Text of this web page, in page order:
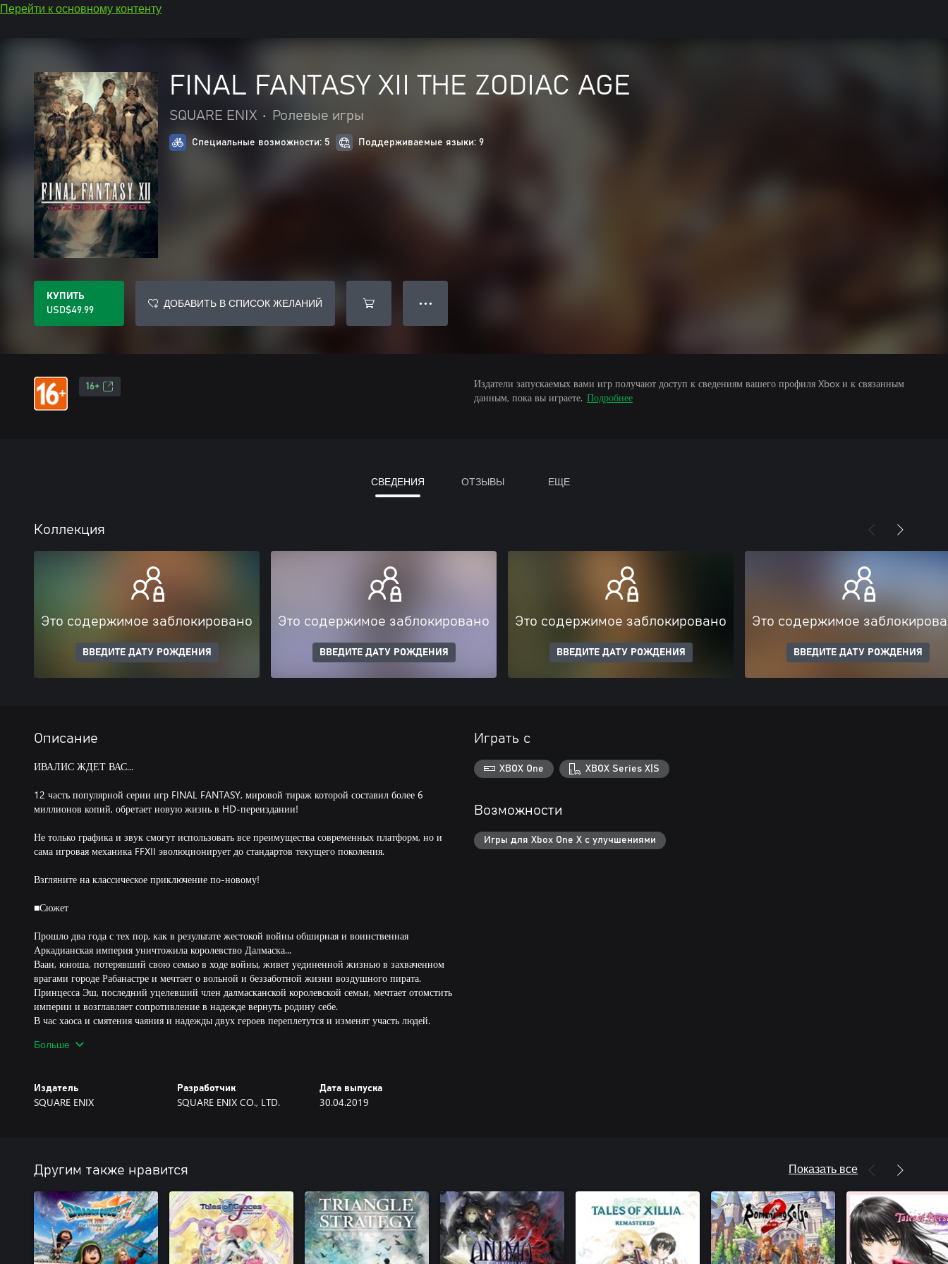
Перейти к основному контенту
FINAL FANTASY XII THE ZODIAC AGE
SQUARE ENIX • Ролевые игры
Специальные возможности: 5 Поддерживаемые языки: 9
КУПИТЬ
USD$49.99
ДОБАВИТЬ В СПИСОК ЖЕЛАНИЙ ● ● ●
16+
Издатели запускаемых вами игр получают доступ к сведениям вашего профиля Xbox и к связанным
данным, пока вы играете. Подробнее
СВЕДЕНИЯ ОТЗЫВЫ ЕЩЕ
Коллекция
Это содержимое заблокировано
ВВЕДИТЕ ДАТУ РОЖДЕНИЯ
Это содержимое заблокировано
ВВЕДИТЕ ДАТУ РОЖДЕНИЯ
Это содержимое заблокировано
ВВЕДИТЕ ДАТУ РОЖДЕНИЯ
Это содержимое
ВВЕДИТЕ ДАТУ РОЖДЕНИЯ
Описание
ИВАЛИС ЖДЕТ ВАС...
12 часть популярной серии игр FINAL FANTASY, мировой тираж которой составил более 6
миллионов копий, обретает новую жизнь в HD-переиздании!
Не только графика и звук смогут использовать все преимущества современных платформ, но и
сама игровая механика FFXII эволюционирует до стандартов текущего поколения.
Взгляните на классическое приключение по-новому!
■Сюжет
Прошло два года с тех пор, как в результате жестокой войны обширная и воинственная
Аркадианская империя уничтожила королевство Далмаска...
Ваан, юноша, потерявший свою семью в ходе войны, живет уединенной жизнью в захваченном
врагами городе Рабанастре и мечтает о вольной и беззаботной жизни воздушного пирата.
Принцесса Эш, последний уцелевший член далмасканской королевской семьи, мечтает отомстить
империи и возглавляет сопротивление в надежде вернуть родину себе.
В час хаоса и смятения чаяния и надежды двух героев переплетутся и изменят участь людей.
не только о поддержке широкоформатного изображения: текстуры и тени также были значительно
улучшены.
Огромный набор комбинаций продемонстрирует игрокам богатый арсенал тактических и
стратегических приемов, с помощью которого персонажи смогут проявить себя в игре.
Повышенный темп битв, автоматическое сохранение, опциональный режим повышенной скорости
и многие другие дополнения и изменения механик игры сделают ее более интересной и доступной
в освоении.
Большое разнообразие дополнительных заданий, битв и мини-игр. Пусть приключение будет
Больше
Издатель
SQUARE ENIX
Разработчик
SQUARE ENIX CO., LTD.
Дата выпуска
30.04.2019
Играть с
XBOX One XBOX Series X|S
Возможности
Игры для Xbox One X с улучшениями
Другим также нравится Показать все